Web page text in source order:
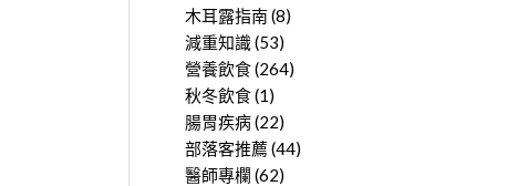
木耳露指南(8)
減重知識(53)
營養飲食(264)
秋冬飲食(1)
腸胃疾病(22)
部落客推薦 (44)
醫師專欄 (62)